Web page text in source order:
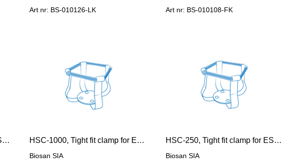
Art nr: BS-010126-LK
Art nr: BS-010108-FK
HSC-100, Tight fit clamp for ES-20/80 for 100 ml flask HSC-1000, Tight fit clamp for ES-20/80 for 1000 ml flask
Biosan SIA
HSC-250, Tight fit clamp for ES-20/80 for 250 ml flask
Biosan SIA